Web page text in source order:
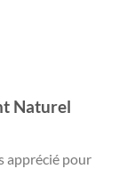
Naturel
apprécié pour